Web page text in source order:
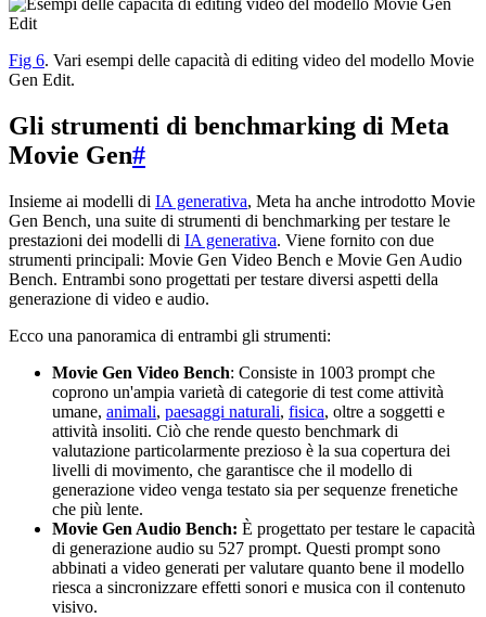
Fig 6. Vari esempi delle capacità di editing video del modello Movie
Gen Edit.
Gli strumenti di benchmarking di Meta
Movie Gen#
Insieme ai modelli di IA generativa, Meta ha anche introdotto Movie
Gen Bench, una suite di strumenti di benchmarking per testare le
prestazioni dei modelli di IA generativa. Viene fornito con due
strumenti principali: Movie Gen Video Bench e Movie Gen Audio
Bench. Entrambi sono progettati per testare diversi aspetti della
generazione di video e audio.
Ecco una panoramica di entrambi gli strumenti:
Movie Gen Video Bench: Consiste in 1003 prompt che
coprono un'ampia varietà di categorie di test come attività
umane, animali, paesaggi naturali, fisica, oltre a soggetti e
attività insoliti. Ciò che rende questo benchmark di
valutazione particolarmente prezioso è la sua copertura dei
livelli di movimento, che garantisce che il modello di
generazione video venga testato sia per sequenze frenetiche
che più lente.
Movie Gen Audio Bench: È progettato per testare le capacità
di generazione audio su 527 prompt. Questi prompt sono
abbinati a video generati per valutare quanto bene il modello
riesca a sincronizzare effetti sonori e musica con il contenuto
visivo.